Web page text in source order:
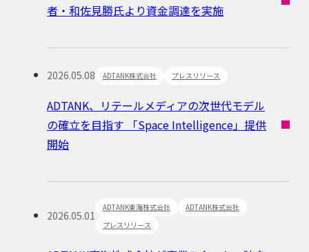
者・和佐見勝氏より資金調達を実施
2026.05.08 ADTANK株式会社 プレスリリース
ADTANK、リテールメディアの次世代モデル
の確立を目指す 「Space Intelligence」提供
開始
2026.05.01
ADTANK東海株式会社
ADTANK株式会社
プレスリリース